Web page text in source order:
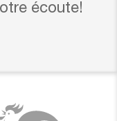
écoute!